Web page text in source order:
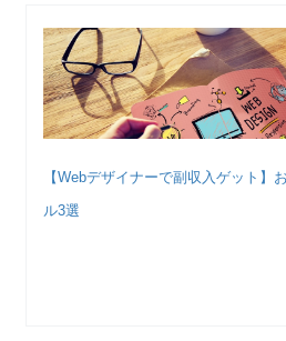
【Webデザイナーで副収入ゲット】
ル3選